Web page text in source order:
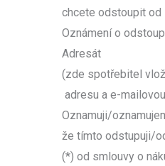
chcete odstoupit od
Oznámení o
Adresát
(zde spotřebitel
adresu a e-
Oznamuji/
že tímto odstupuji/
(*) od smlouvy o